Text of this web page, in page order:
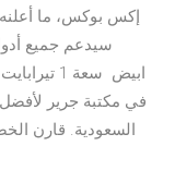
إكس بوكس، ما
سيدعم جميع
في مكتبة جرير
السعودية. قارن